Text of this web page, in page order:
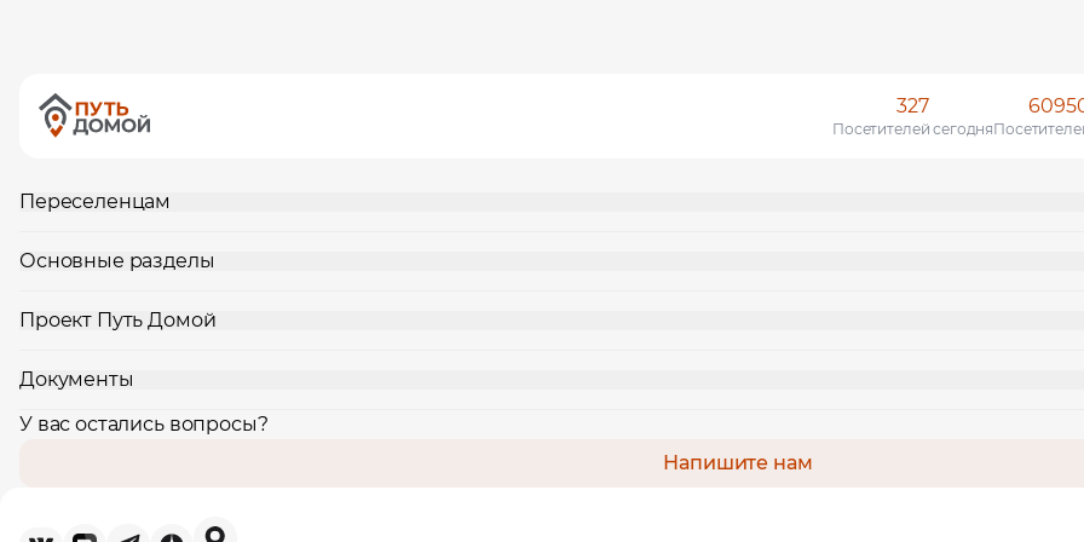
327
Посетителей сегодня
Переселенцам
Основные разделы
Проект Путь Домой
Документы
У вас остались вопросы?
Напишите нам